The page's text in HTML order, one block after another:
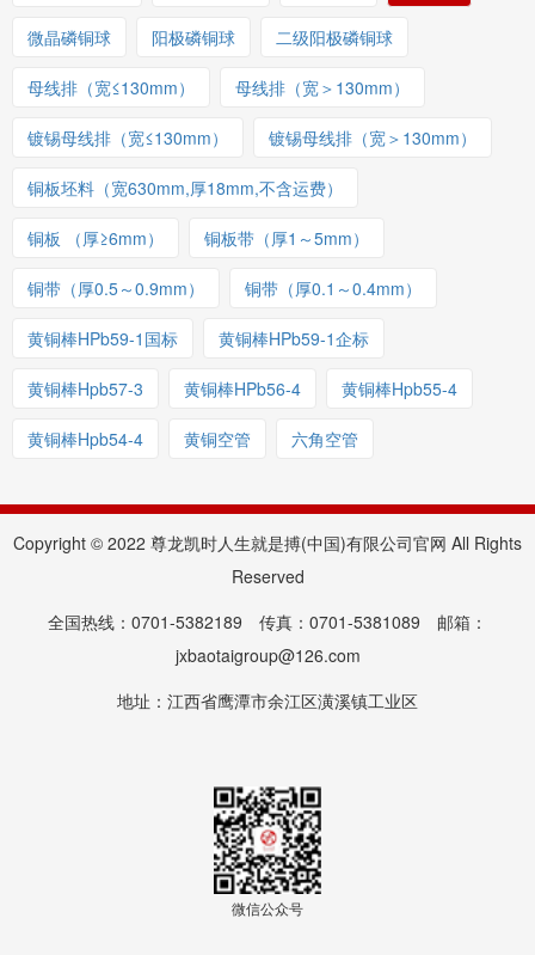
微晶磷铜球 阳极磷铜球 二级阳极磷铜球
母线排（宽≤130mm） 母线排（宽＞130mm）
镀锡母线排（宽≤130mm） 镀锡母线排（宽＞130mm）
铜板坯料（宽630mm,厚18mm,不含运费）
铜板 （厚≥6mm） 铜板带（厚1～5mm）
铜带（厚0.5～0.9mm） 铜带（厚0.1～0.4mm）
黄铜棒HPb59-1国标 黄铜棒HPb59-1企标
黄铜棒Hpb57-3 黄铜棒HPb56-4 黄铜棒Hpb55-4
黄铜棒Hpb54-4 黄铜空管 六角空管
Copyright © 2022 尊龙凯时人生就是搏(中国)有限公司官网 All Rights
Reserved
全国热线：0701-5382189 传真：0701-5381089 邮箱：
jxbaotaigroup@126.com
地址：江西省鹰潭市余江区潢溪镇工业区
微信公众号